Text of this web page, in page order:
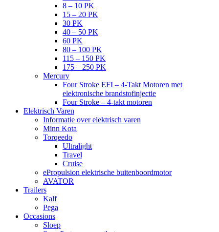
8 – 10 PK
15 – 20 PK
30 PK
40 – 50 PK
60 PK
80 – 100 PK
115 – 150 PK
175 – 250 PK
Mercury
Four Stroke EFI – 4-Takt Motoren met
elektronische brandstofinjectie
Four Stroke – 4-takt motoren
Elektrisch Varen
Informatie over elektrisch varen
Minn Kota
Torqeedo
Ultralight
Travel
Cruise
ePropulsion elektrische buitenboordmotor
AVATOR
Trailers
Kalf
Pega
Occasions
Sloep